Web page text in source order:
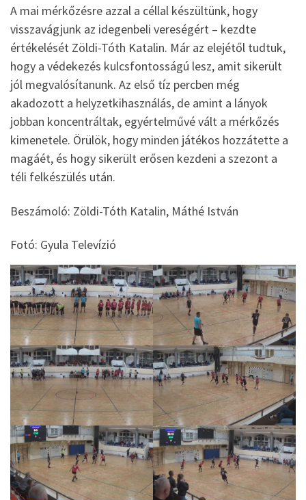
A mai mérkőzésre azzal a céllal készültünk, hogy
visszavágjunk az idegenbeli vereségért – kezdte
értékelését Zöldi-Tóth Katalin. Már az elejétől tudtuk,
hogy a védekezés kulcsfontosságú lesz, amit sikerült
jól megvalósítanunk. Az első tíz percben még
akadozott a helyzetkihasználás, de amint a lányok
jobban koncentráltak, egyértelművé vált a mérkőzés
kimenetele. Örülök, hogy minden játékos hozzátette a
magáét, és hogy sikerült erősen kezdeni a szezont a
téli felkészülés után.
Beszámoló: Zöldi-Tóth Katalin, Máthé István
Fotó: Gyula Televízió